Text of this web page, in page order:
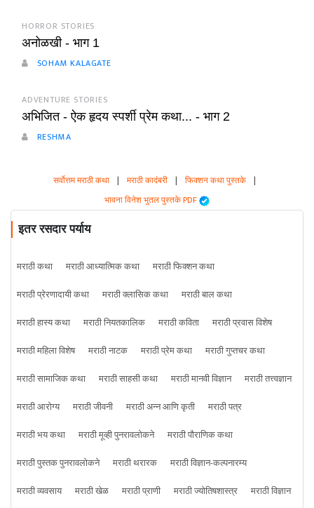
HORROR STORIES
अनोळखी - भाग 1
SOHAM KALAGATE
ADVENTURE STORIES
अभिजित - ऐक हृदय स्पर्शी प्रेम कथा... - भाग 2
RESHMA
सर्वोत्तम मराठी कथा | मराठी कादंबरी | फिक्शन कथा पुस्तके |
भावना विनेश भुतल पुस्तके PDF
इतर रसदार पर्याय
मराठी कथा मराठी आध्यात्मिक कथा
मराठी फिक्शन कथा
मराठी प्रेरणादायी कथा
मराठी क्लासिक कथा
मराठी बाल कथा
मराठी हास्य कथा
मराठी नियतकालिक मराठी कविता
मराठी प्रवास विशेष
मराठी महिला विशेष
मराठी नाटक मराठी प्रेम कथा
मराठी गुप्तचर कथा
मराठी सामाजिक कथा
मराठी साहसी कथा मराठी मानवी विज्ञान
मराठी तत्त्वज्ञान
मराठी आरोग्य
मराठी जीवनी मराठी अन्न आणि कृती
मराठी पत्र
मराठी भय कथा
मराठी मूव्ही पुनरावलोकने
मराठी पौराणिक कथा
मराठी पुस्तक पुनरावलोकने
मराठी थरारक
मराठी विज्ञान-कल्पनारम्य
मराठी व्यवसाय
मराठी खेळ मराठी प्राणी मराठी ज्योतिषशास्त्र
मराठी विज्ञान